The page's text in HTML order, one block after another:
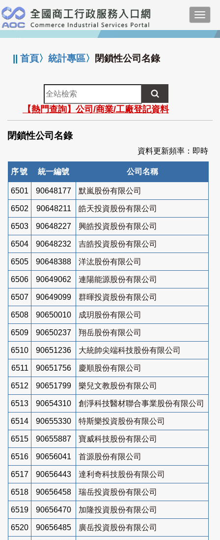
跳
到
主
要
:::
||首頁〉統計專區〉 閉鎖性公司名錄
全
站
檢
索
【熱門查詢】公司/商業/工廠登記資料
閉鎖性公司名錄
資料更新頻率：即時
序號 統一編號 公司名稱
6501 90648177 默嵐股份有限公司
6502 90648211 皓天投資股份有限公司
6503 90648227 興皓投資股份有限公司
6504 90648232 吉皓投資股份有限公司
6505 90648388 洋汯股份有限公司
6506 90649062 連陽能源股份有限公司
6507 90649099 群暉投資股份有限公司
6508 90650010 成玥股份有限公司
6509 90650237 翔岳股份有限公司
6510 90651236 大統帥尖端科技股份有限公司
6511 90651756 慶順股份有限公司
6512 90651799 樂兒文教股份有限公司
6513 90654310 創淨科技醫材聯合事業股份有限公司
6514 90655330 特斯樂投資股份有限公司
6515 90655887 寶威科技股份有限公司
6516 90656041 首源股份有限公司
6517 90656443 達利奇科技股份有限公司
6518 90656458 瑞岳投資股份有限公司
6519 90656470 加隆投資股份有限公司
6520 90656485 廣岳投資股份有限公司